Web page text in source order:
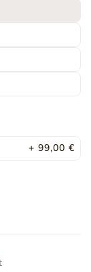
+ 99,00 €